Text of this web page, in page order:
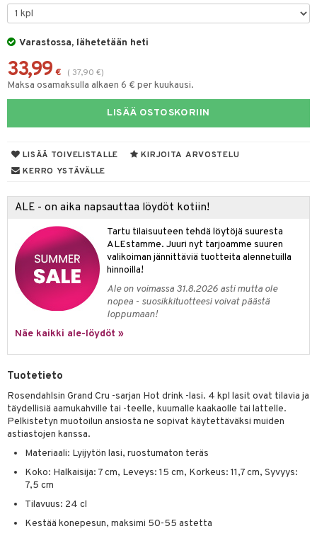
Varastossa, lähetetään heti
33,99 € ( 37,90 €)
Maksa osamaksulla alkaen 6 € per kuukausi.
LISÄÄ OSTOSKORIIN
LISÄÄ TOIVELISTALLE
KIRJOITA ARVOSTELU
KERRO YSTÄVÄLLE
ALE - on aika napsauttaa löydöt kotiin!
Tartu tilaisuuteen tehdä löytöjä suuresta
ALEstamme. Juuri nyt tarjoamme suuren
valikoiman jännittäviä tuotteita alennetuilla
hinnoilla!
Ale on voimassa 31.8.2026 asti mutta ole
nopea - suosikkituotteesi voivat päästä
loppumaan!
Näe kaikki ale-löydöt »
Tuotetieto
Rosendahlsin Grand Cru -sarjan Hot drink -lasi. 4 kpl lasit ovat tilavia ja
täydellisiä aamukahville tai -teelle, kuumalle kaakaolle tai lattelle.
Pelkistetyn muotoilun ansiosta ne sopivat käytettäväksi muiden
astiastojen kanssa.
Materiaali: Lyijytön lasi, ruostumaton teräs
Koko: Halkaisija: 7 cm, Leveys: 15 cm, Korkeus: 11,7 cm, Syvyys:
7,5 cm
Tilavuus: 24 cl
Kestää konepesun, maksimi 50-55 astetta
& Vihannesveitset
sisustus
tarvikkeita
tekstiilit
koristelu
säilytys
tekstiilit
Saalit
& Tyynyliinat
& Peitot
& Koukut
& Korit
& Veistokset
& Lyhdyt
& Korit
tekstiilit
tekstiilit
tekstiilit
& Tyynyliinat
& Peitot
hyönteissuoja
& Lyhdyt
& vastauksia